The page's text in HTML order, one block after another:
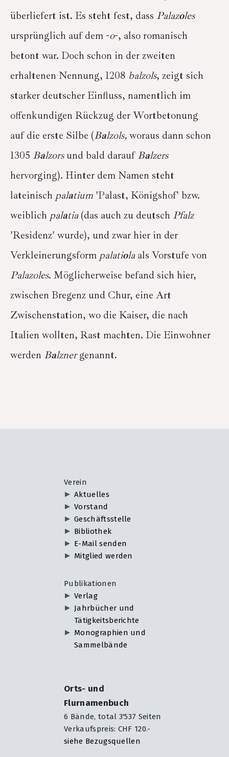
überliefert ist. Es steht fest, dass Palazoles
ursprünglich auf dem -o-, also romanisch
betont war. Doch schon in der zweiten
erhaltenen Nennung, 1208 balzols, zeigt sich
starker deutscher Einfluss, namentlich im
offenkundigen Rückzug der Wortbetonung
auf die erste Silbe (Balzols, woraus dann schon
1305 Balzorsund bald darauf Balzers
hervorging). Hinter dem Namen steht
lateinisch palatium 'Palast, Königshof' bzw.
weiblich palatia (das auch zu deutsch Pfalz
'Residenz' wurde), und zwar hier in der
Verkleinerungsform palatiola als Vorstufe von
Palazoles. Möglicherweise befand sich hier,
zwischen Bregenz und Chur, eine Art
Zwischenstation, wo die Kaiser, die nach
Italien wollten, Rast machten. Die Einwohner
werden Balznergenannt.
Verein
Aktuelles
Vorstand
Geschäftsstelle
Bibliothek
E-Mail senden
Mitglied werden
Publikationen
Verlag
Jahrbücher und
Tätigkeitsberichte
Monographien und
Sammelbände
Orts- und
Flurnamenbuch
6 Bände, total 3'537 Seiten
Verkaufspreis: CHF 120.-
siehe Bezugsquellen